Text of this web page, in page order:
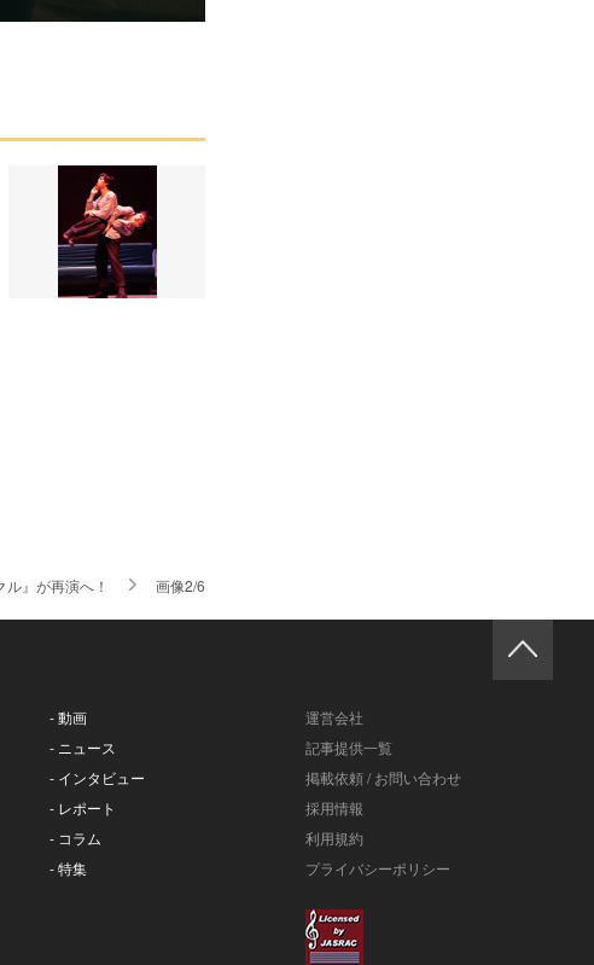
』が再演へ！
画像2/6
- 動画
- ニュース
- インタビュー
- レポート
- コラム
- 特集
運営会社
記事提供一覧
掲載依頼 / お問い合わせ
採用情報
利用規約
プライバシーポリシー